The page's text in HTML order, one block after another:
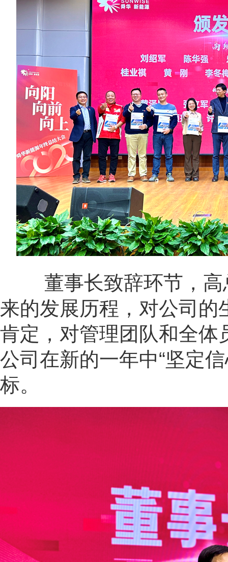
董事长致辞环节，高
来的发展历程，对公司的
肯定，对管理团队和全体
公司在新的一年中“坚定
标。